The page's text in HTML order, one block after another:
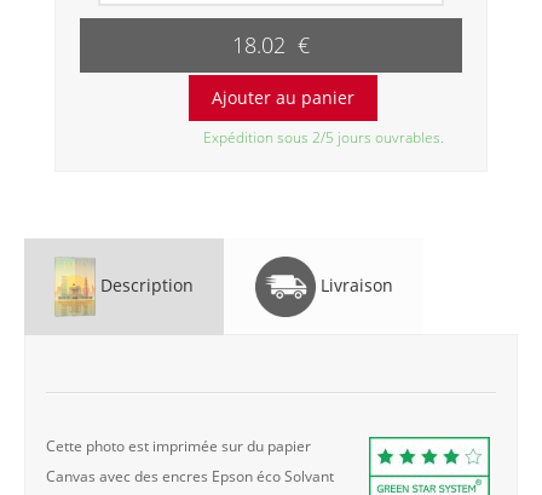
18.02 €
Expédition sous 2/5 jours ouvrables.
Description Livraison
Cette photo est imprimée sur du papier
Canvas avec des encres Epson éco Solvant